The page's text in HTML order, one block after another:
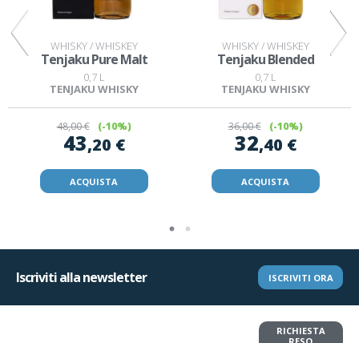
WHISKY / WHISKEY
Tenjaku Pure Malt
0,7 L
TENJAKU WHISKY
48,00 € (-10%)
43,20 €
ACQUISTA
WHISKY / WHISKEY
Tenjaku Blended
0,7 L
TENJAKU WHISKY
36,00 € (-10%)
32,40 €
ACQUISTA
Iscriviti alla newsletter ISCRIVITI ORA
RICHIESTA